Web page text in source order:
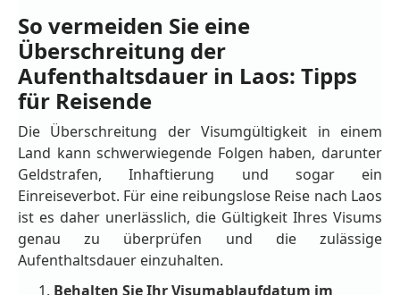
So vermeiden Sie eine
Überschreitung der
Aufenthaltsdauer in Laos: Tipps
für Reisende
Die Überschreitung der Visumgültigkeit in einem
Land kann schwerwiegende Folgen haben, darunter
Geldstrafen, Inhaftierung und sogar ein
Einreiseverbot. Für eine reibungslose Reise nach Laos
ist es daher unerlässlich, die Gültigkeit Ihres Visums
genau zu überprüfen und die zulässige
Aufenthaltsdauer einzuhalten.
Behalten Sie Ihr Visumablaufdatum im